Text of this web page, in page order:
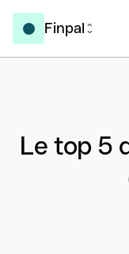
Finpal
Le top 5